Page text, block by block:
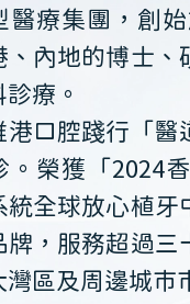
醫療集團，創
、內地的博士
療。
港口腔踐行「醫
。榮獲「2024
統全球放心植牙
牌，服務超過三
灣區及周邊城市